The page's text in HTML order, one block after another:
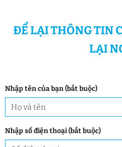
ĐỂ LẠI THÔNG TIN
LẠI
Nhập tên của bạn (bắt buộc)
Nhập số điện thoại (bắt buộc)